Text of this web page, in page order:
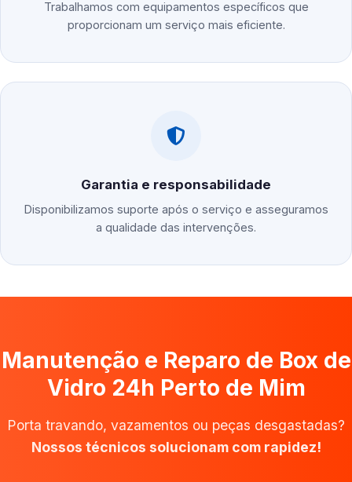
Trabalhamos com equipamentos específicos que
proporcionam um serviço mais eficiente.
Garantia e responsabilidade
Disponibilizamos suporte após o serviço e asseguramos
a qualidade das intervenções.
Manutenção e Reparo de Box de
Vidro 24h Perto de Mim
Porta travando, vazamentos ou peças desgastadas?
Nossos técnicos solucionam com rapidez!